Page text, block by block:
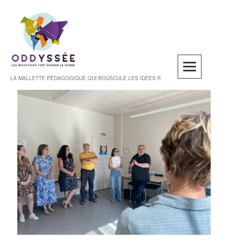
LA MALLETTE PÉDAGOGIQUE QUI BOUSCULE LES IDÉES REÇUES